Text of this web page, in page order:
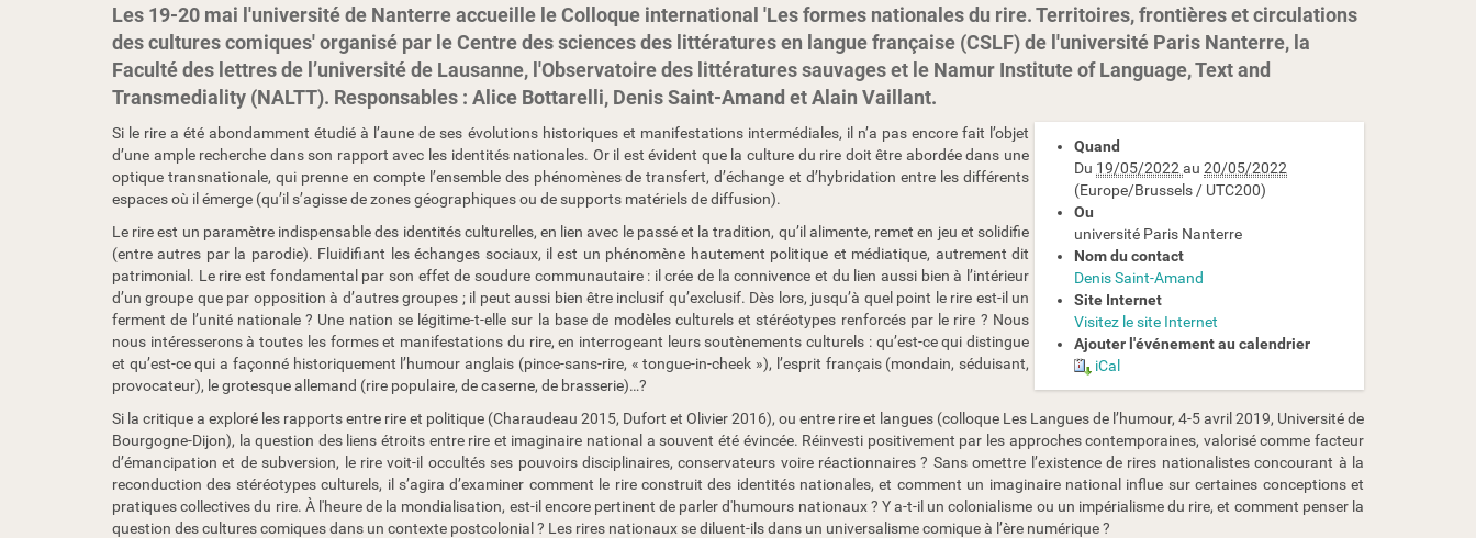
t
s
i
c
:
Les 19-20 mai l'université de Nanterre accueille le Colloque international 'Les formes nationales du rire. Territoires, frontières et circulations
des cultures comiques' organisé par le Centre des sciences des littératures en langue française (CSLF) de l'université Paris Nanterre, la
Faculté des lettres de l’université de Lausanne, l'Observatoire des littératures sauvages et le Namur Institute of Language, Text and
Transmediality (NALTT). Responsables : Alice Bottarelli, Denis Saint-Amand et Alain Vaillant.
h
t
t
p
:
/
/
o
l
s
a
.
u
n
a
m
u
r
Quand
Du 19/05/2022 au 20/05/2022
(Europe/Brussels / UTC200)
Ou
université Paris Nanterre
Nom du contact
Denis Saint-Amand
Site Internet
Visitez le site Internet
Ajouter l'événement au calendrier
iCal
Si le rire a été abondamment étudié à l’aune de ses évolutions historiques et manifestations intermédiales, il n’a pas encore fait l’objet
d’une ample recherche dans son rapport avec les identités nationales. Or il est évident que la culture du rire doit être abordée dans une
optique transnationale, qui prenne en compte l’ensemble des phénomènes de transfert, d’échange et d’hybridation entre les différents
espaces où il émerge (qu’il s’agisse de zones géographiques ou de supports matériels de diffusion).
Le rire est un paramètre indispensable des identités culturelles, en lien avec le passé et la tradition, qu’il alimente, remet en jeu et solidifie
(entre autres par la parodie). Fluidifiant les échanges sociaux, il est un phénomène hautement politique et médiatique, autrement dit
patrimonial. Le rire est fondamental par son effet de soudure communautaire : il crée de la connivence et du lien aussi bien à l’intérieur
d’un groupe que par opposition à d’autres groupes ; il peut aussi bien être inclusif qu’exclusif. Dès lors, jusqu’à quel point le rire est-il un
ferment de l’unité nationale ? Une nation se légitime-t-elle sur la base de modèles culturels et stéréotypes renforcés par le rire ? Nous
nous intéresserons à toutes les formes et manifestations du rire, en interrogeant leurs soutènements culturels : qu’est-ce qui distingue
et qu’est-ce qui a façonné historiquement l’humour anglais (pince-sans-rire, « tongue-in-cheek »), l’esprit français (mondain, séduisant,
provocateur), le grotesque allemand (rire populaire, de caserne, de brasserie)…?
Si la critique a exploré les rapports entre rire et politique (Charaudeau 2015, Dufort et Olivier 2016), ou entre rire et langues (colloque Les Langues de l’humour, 4-5 avril 2019, Université de
Bourgogne-Dijon), la question des liens étroits entre rire et imaginaire national a souvent été évincée. Réinvesti positivement par les approches contemporaines, valorisé comme facteur
d’émancipation et de subversion, le rire voit-il occultés ses pouvoirs disciplinaires, conservateurs voire réactionnaires ? Sans omettre l’existence de rires nationalistes concourant à la
reconduction des stéréotypes culturels, il s’agira d’examiner comment le rire construit des identités nationales, et comment un imaginaire national influe sur certaines conceptions et
pratiques collectives du rire. À l'heure de la mondialisation, est-il encore pertinent de parler d'humours nationaux ? Y a-t-il un colonialisme ou un impérialisme du rire, et comment penser la
question des cultures comiques dans un contexte postcolonial ? Les rires nationaux se diluent-ils dans un universalisme comique à l’ère numérique ?